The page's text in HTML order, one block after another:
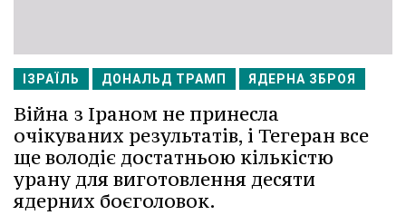
ІЗРАЇЛЬ ДОНАЛЬД ТРАМП ЯДЕРНА ЗБРОЯ
Війна з Іраном не принесла
очікуваних результатів, і Тегеран все
ще володіє достатньою кількістю
урану для виготовлення десяти
ядерних боєголовок.